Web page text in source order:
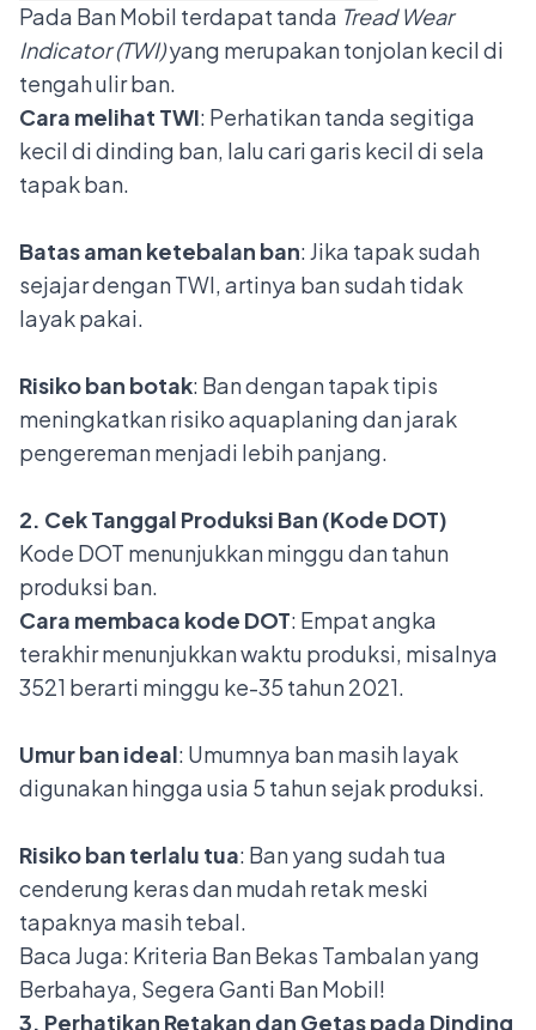
Pada Ban Mobil terdapat tanda TreadWear
Indicator (TWI)yang merupakan tonjolan kecil di
tengah ulir ban.
Cara melihat TWI: Perhatikan tanda segitiga
kecil di dinding ban, lalu cari garis kecil di sela
tapak ban.
Batas aman ketebalan ban: Jika tapak sudah
sejajar dengan TWI, artinya ban sudah tidak
layak pakai.
Risiko ban botak: Ban dengan tapak tipis
meningkatkan risiko aquaplaning dan jarak
pengereman menjadi lebih panjang.
2. Cek Tanggal Produksi Ban (Kode DOT)
Kode DOT menunjukkan minggu dan tahun
produksi ban.
Cara membaca kode DOT: Empat angka
terakhir menunjukkan waktu produksi, misalnya
3521 berarti minggu ke-35 tahun 2021.
Umur ban ideal: Umumnya ban masih layak
digunakan hingga usia 5 tahun sejak produksi.
Risiko ban terlalu tua: Ban yang sudah tua
cenderung keras dan mudah retak meski
tapaknya masih tebal.
Baca Juga: Kriteria Ban Bekas Tambalan yang
Berbahaya, Segera Ganti Ban Mobil!
3. Perhatikan Retakan dan Getas pada Dinding